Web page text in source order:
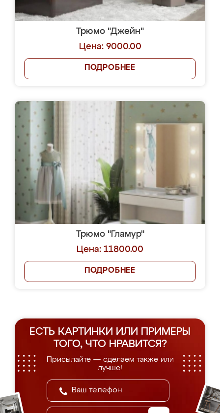
Трюмо "Джейн"
Цена: 9000.00
ПОДРОБНЕЕ
Трюмо "Гламур"
Цена: 11800.00
ПОДРОБНЕЕ
ЕСТЬ КАРТИНКИ ИЛИ ПРИМЕРЫ
ТОГО, ЧТО НРАВИТСЯ?
Присылайте — сделаем также или
лучше!